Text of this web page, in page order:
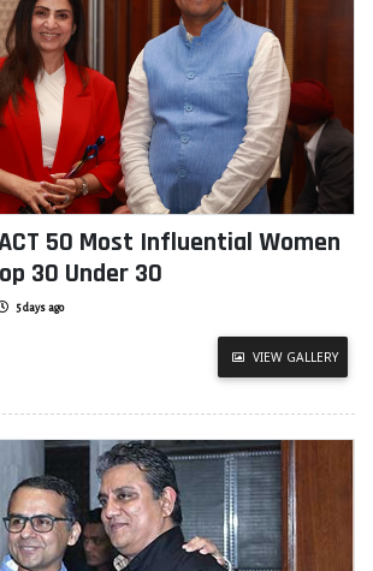
50 Most Influential Women
30 Under 30
5 days ago
VIEW GALLERY